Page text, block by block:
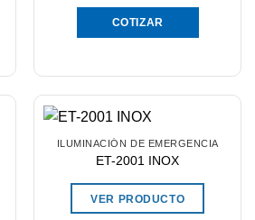
COTIZAR
ILUMINACIÓN DE EMERGENCIA
ET-2001 INOX
VER PRODUCTO